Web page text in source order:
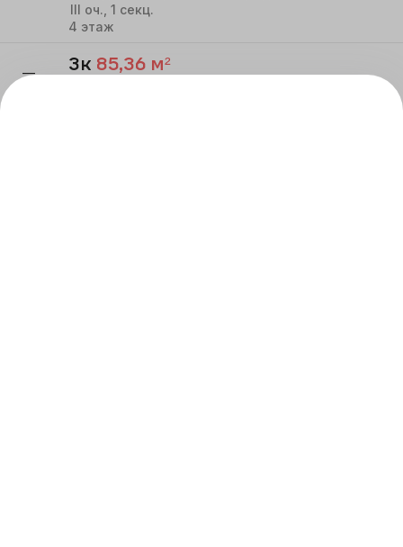
III оч., 1 секц.
4 этаж
— 3к 85,36 м²